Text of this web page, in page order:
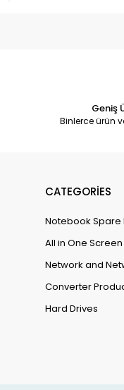
Geniş
Binlerce ürün
CATEGORİES
Notebook Spare
All in One
Network and
Converter
Hard Drives